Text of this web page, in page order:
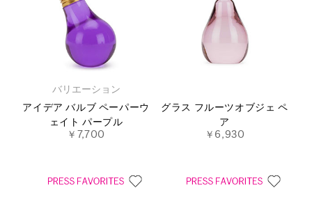
バリエーション
アイデア バルブ ペーパーウ
ェイト パープル
￥7,700
グラス フルーツオブジェ ペ
ア
￥6,930